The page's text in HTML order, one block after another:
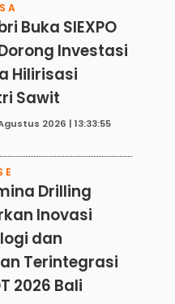
Buka SIEXPO
Investasi
Hilirisasi
Sawit
2026 | 13:33:55
Drilling
Inovasi
dan
Terintegrasi
2026 Bali